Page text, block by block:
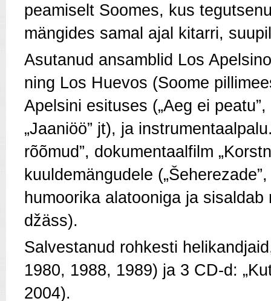
peamiselt Soomes, kus
mängides samal ajal kitarri,
Asutanud ansamblid Los
ning Los Huevos (Soome
Apelsini esituses („Aeg ei peatu”,
„Jaaniöö” jt), ja
rõõmud”, dokumentaalfilm
kuuldemängudele
humoorika alatooniga ja
džäss).
Salvestanud rohkesti
1980, 1988, 1989) ja 3 CD-d:
2004).